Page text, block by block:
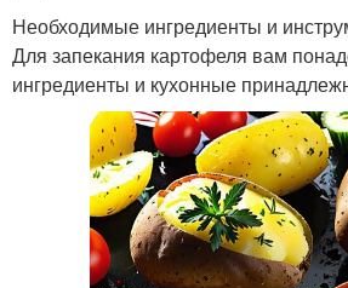
Необходимые ингредиенты и
Для запекания картофеля вам
ингредиенты и кухонные